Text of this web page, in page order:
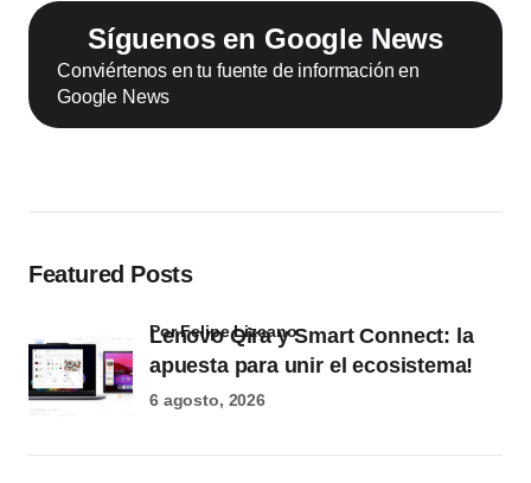
Síguenos en Google News
Conviértenos en tu fuente de información en
Google News
Featured Posts
Lenovo Qira y Smart Connect: la
apuesta para unir el ecosistema!
por Felipe Lizcano
6 agosto, 2026